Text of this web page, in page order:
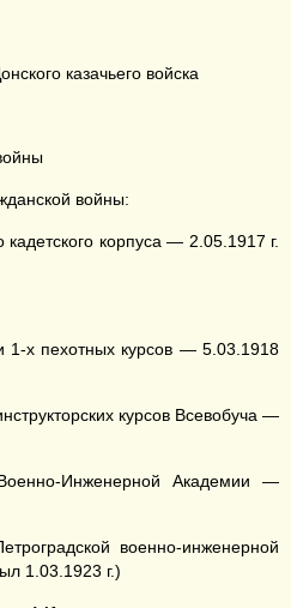
казачьего войска
войны:
кадетского корпуса — 2.05.1917 г.
1-х пехотных курсов — 5.03.1918
курсов Всевобуча —
Инженерной Академии —
военно-инженерной
1.03.1923 г.)